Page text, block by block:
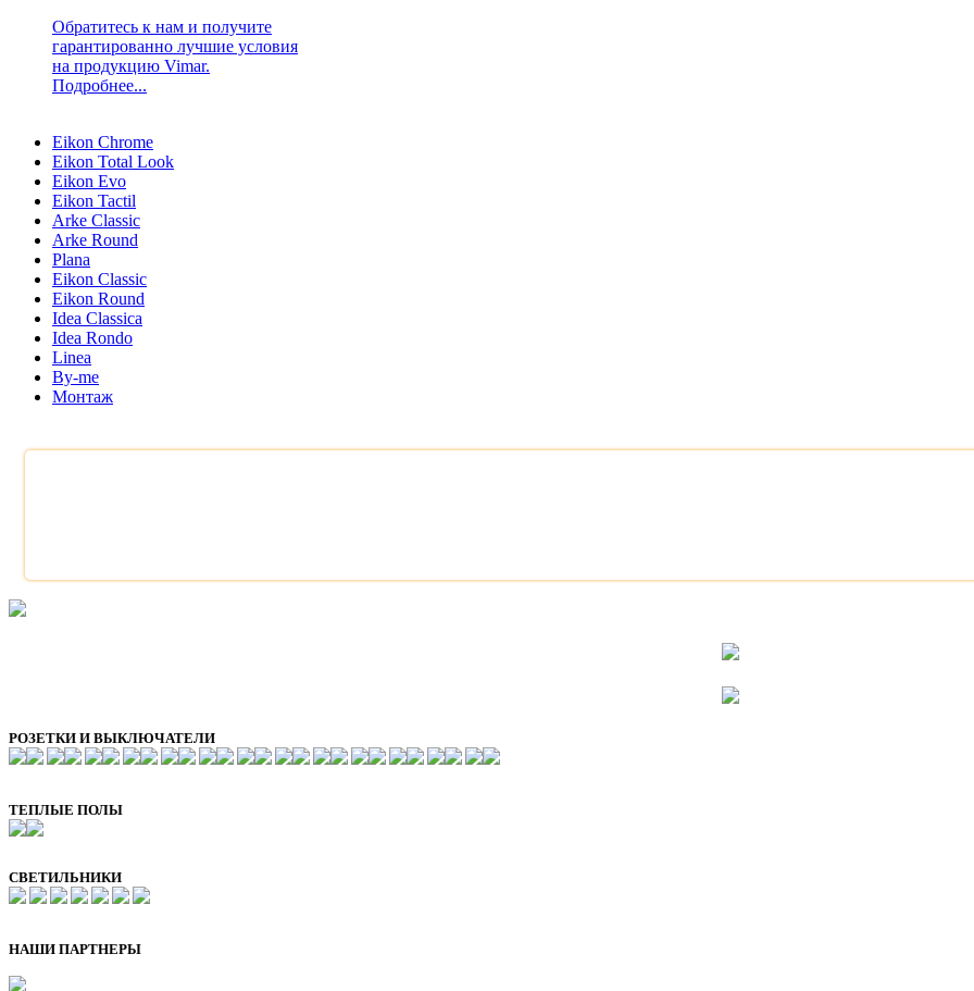
Обратитесь к нам и получите
гарантированно лучшие условия
на продукцию Vimar.
Подробнее...
Eikon Chrome
Eikon Total Look
Eikon Evo
Eikon Tactil
Arke Classic
Arke Round
Plana
Eikon Classic
Eikon Round
Idea Classica
Idea Rondo
Linea
By-me
Монтаж
РОЗЕТКИ И ВЫКЛЮЧАТЕЛИ
ТЕПЛЫЕ ПОЛЫ
СВЕТИЛЬНИКИ
НАШИ ПАРТНЕРЫ